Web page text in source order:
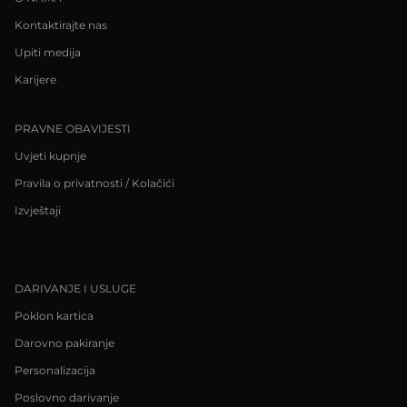
Kontaktirajte nas
Upiti medija
Karijere
PRAVNE OBAVIJESTI
Uvjeti kupnje
Pravila o privatnosti / Kolačići
Izvještaji
DARIVANJE I USLUGE
Poklon kartica
Darovno pakiranje
Personalizacija
Poslovno darivanje